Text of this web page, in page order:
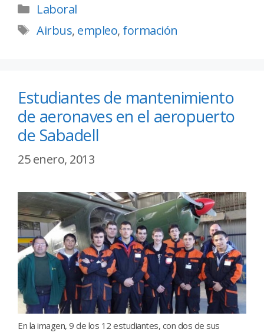
Laboral
Airbus, empleo, formación
Estudiantes de mantenimiento
de aeronaves en el aeropuerto
de Sabadell
25 enero, 2013
En la imagen, 9 de los 12 estudiantes, con dos de sus